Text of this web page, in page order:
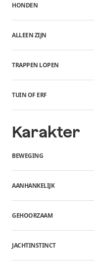
HONDEN
ALLEEN ZIJN
TRAPPEN LOPEN
TUIN OF ERF
Karakter
BEWEGING
AANHANKELIJK
GEHOORZAAM
JACHTINSTINCT